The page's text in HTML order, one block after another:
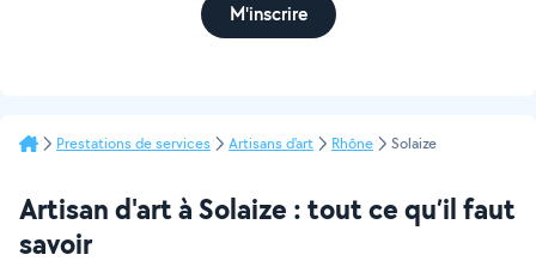
M'inscrire
Prestations de services Artisans d'art Rhône Solaize
Artisan d'art à Solaize : tout ce qu’il faut
savoir